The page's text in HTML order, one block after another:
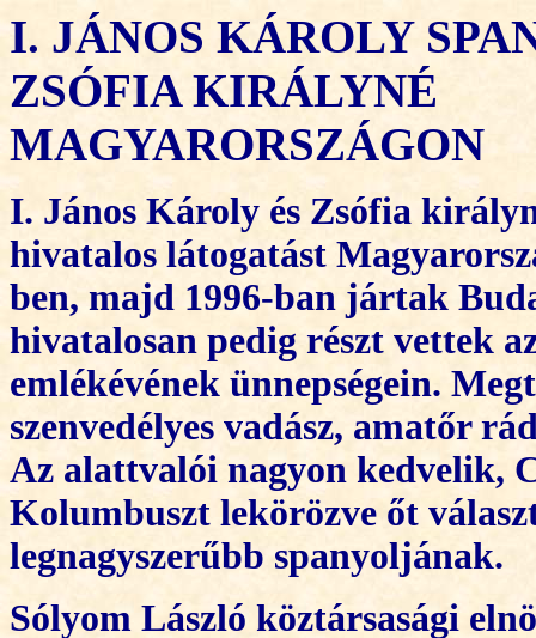
I. JÁNOS KÁROLY
ZSÓFIA KIRÁLYNÉ
MAGYARORSZÁGON
I. János Károly és Zsófia
hivatalos látogatást
ben, majd 1996-ban jártak
hivatalosan pedig részt vettek
emlékévének ünnepségein.
szenvedélyes vadász, amatőr
Az alattvalói nagyon kedvelik,
Kolumbuszt lekörözve őt
legnagyszerűbb spanyoljának.
Sólyom László köztársasági